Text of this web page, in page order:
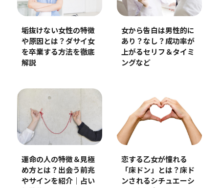
垢抜けない女性の特徴
や原因とは？ダサイ女
を卒業する方法を徹底
解説
女から告白は男性的に
あり？なし？成功率が
上がるセリフ＆タイミ
ングなど
運命の人の特徴＆見極
め方とは？出会う前兆
やサインを紹介｜占い
恋する乙女が憧れる
「床ドン」とは？床ド
ンされるシチュエーシ